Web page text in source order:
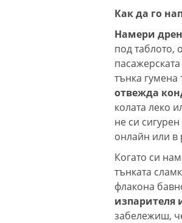
Как да го
Намери
под таблото,
тънка гумена
отвежда
колата леко
не си
онлайн или в
Когато си
тънката
флакона
изпарителя
забележиш,